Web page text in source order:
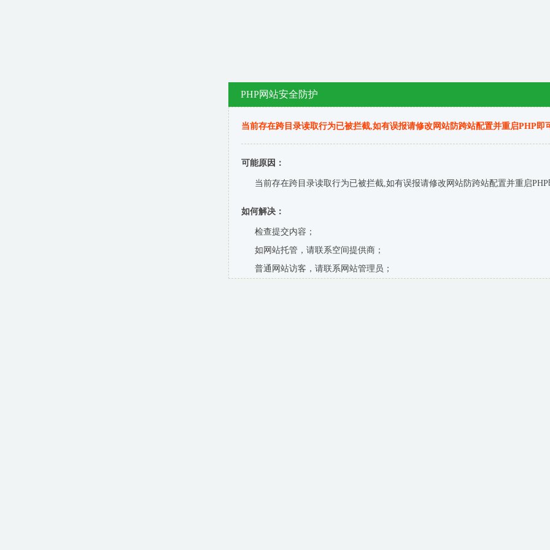
PHP网站安全防护
当前存在跨目录读取行为已被拦截,如有误报请修改网站防跨站配置并重启PHP即
可能原因：
当前存在跨目录读取行为已被拦截,如有误报请修改网站防跨站配置并重启PHP
如何解决：
检查提交内容；
如网站托管，请联系空间提供商；
普通网站访客，请联系网站管理员；